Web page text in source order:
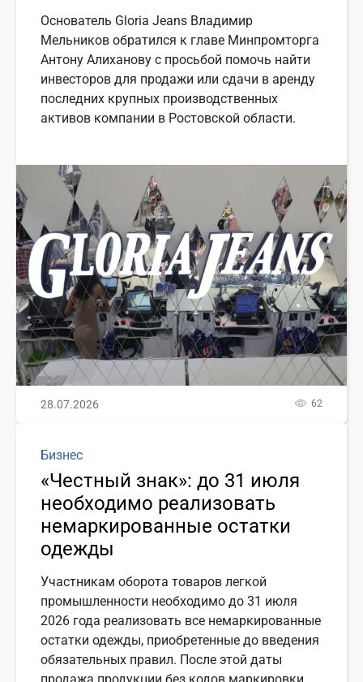
Основатель Gloria Jeans Владимир
Мельников обратился к главе Минпромторга
Антону Алиханову с просьбой помочь найти
инвесторов для продажи или сдачи в аренду
последних крупных производственных
активов компании в Ростовской области.
28.07.2026 62
Бизнес
«Честный знак»: до 31 июля
необходимо реализовать
немаркированные остатки
одежды
Участникам оборота товаров легкой
промышленности необходимо до 31 июля
2026 года реализовать все немаркированные
остатки одежды, приобретенные до введения
обязательных правил. После этой даты